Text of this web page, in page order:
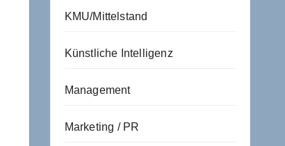
KMU/Mittelstand
Künstliche Intelligenz
Management
Marketing / PR